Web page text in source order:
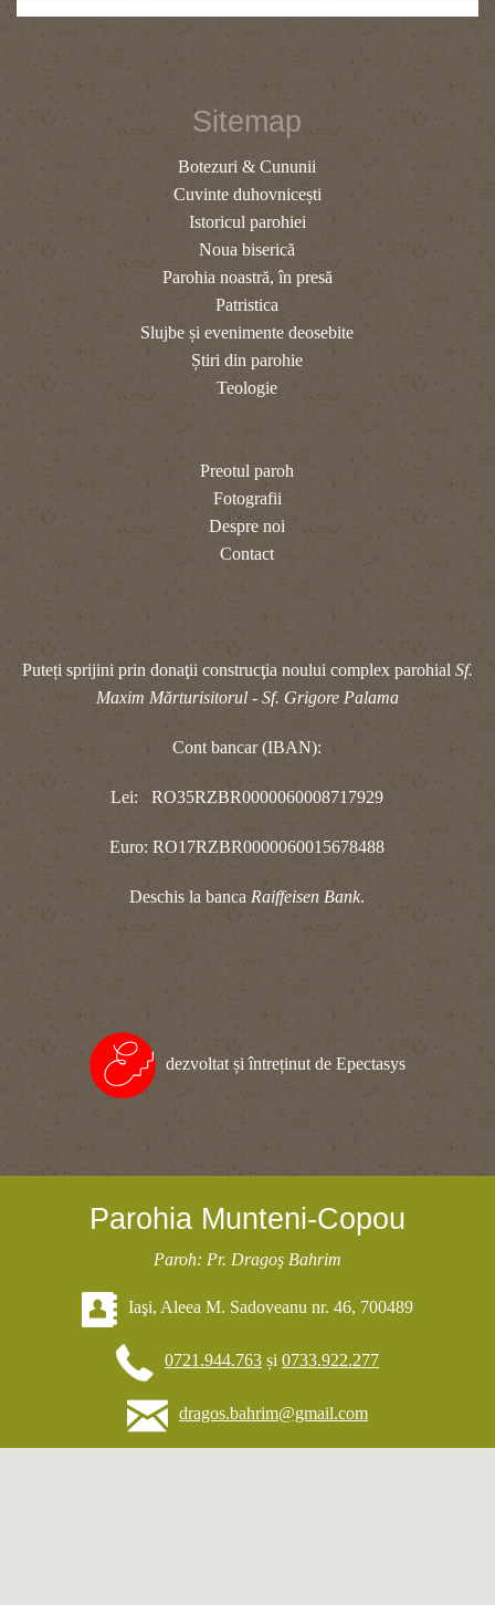
Sitemap
Botezuri & Cununii
Cuvinte duhovnicești
Istoricul parohiei
Noua biserică
Parohia noastră, în presă
Patristica
Slujbe și evenimente deosebite
Știri din parohie
Teologie
Preotul paroh
Fotografii
Despre noi
Contact
Puteți sprijini prin donaţii construcţia noului complex parohial Sf.
Maxim Mărturisitorul - Sf. Grigore Palama
Cont bancar (IBAN):
Lei: RO35RZBR0000060008717929
Euro: RO17RZBR0000060015678488
Deschis la banca Raiffeisen Bank.
dezvoltat și întreținut de Epectasys
Parohia Munteni-Copou
Paroh: Pr. Dragoş Bahrim
Iaşi, Aleea M. Sadoveanu nr. 46, 700489
0721.944.763 și 0733.922.277
dragos.bahrim@gmail.com